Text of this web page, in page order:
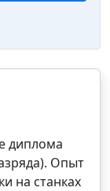
диплома
Опыт
на станках